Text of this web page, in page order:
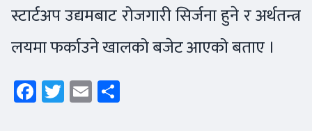
स्टार्टअप उद्यमबाट रोजगारी सिर्जना हुने र अर्थतन्त्र
लयमा फर्काउने खालको बजेट आएको बताए ।
Facebook
Twitter
Email